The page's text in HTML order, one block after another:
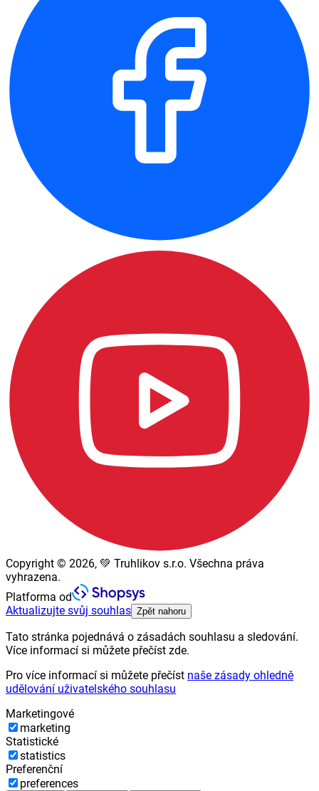
Copyright © 2026, 💚 Truhlikov s.r.o. Všechna práva
vyhrazena.
Platforma od
Aktualizujte svůj souhlas Zpět nahoru
Tato stránka pojednává o zásadách souhlasu a sledování.
Více informací si můžete přečíst zde.
Pro více informací si můžete přečíst naše zásady ohledně
udělování uživatelského souhlasu
Marketingové
marketing
Statistické
statistics
Preferenční
preferences